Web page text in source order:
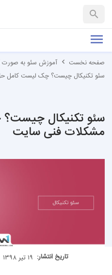
صفحه نخست
آموزش سئو به صورت
سئو تکنیکال چیست؟ چک لیست کامل
سئو تکنیکال
مشکلات فنی سایت
تاریخ انتشار: ۱۹ تیر ۱۳۹۸